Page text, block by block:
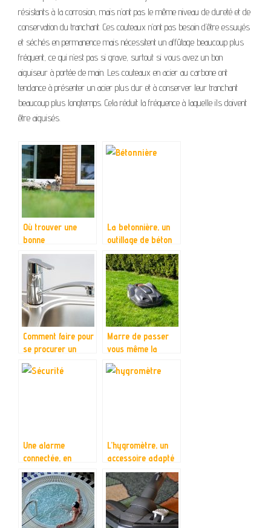
résistants à la corrosion, mais n’ont pas le même niveau de dureté et de
conservation du tranchant. Ces couteaux n’ont pas besoin d’être essuyés
et séchés en permanence mais nécessitent un affûtage beaucoup plus
fréquent, ce qui n’est pas si grave, surtout si vous avez un bon
aiguiseur à portée de main. Les couteaux en acier au carbone ont
tendance à présenter un acier plus dur et à conserver leur tranchant
beaucoup plus longtemps. Cela réduit la fréquence à laquelle ils doivent
être aiguisés.
Où trouver une
bonne
débroussailleuse
thermique?
La betonnière, un
outillage de béton
idéal pour les
grands chantiers
Comment faire pour
se procurer un
mitigeur de cuisine
de haute qualité ?
Marre de passer
vous même la
tondeuse ? Achetez
donc un robot à la
Une alarme
connectée, en
découdre avec les
cas de vols et
d’effractions
L’hygromètre, un
accessoire adapté
à la mesure de
l’humidité